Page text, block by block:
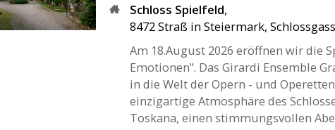
Schloss Spielfeld,
8472Straß in Steiermark,
Am 18.August 2026 eröffnen wir die
Emotionen". Das Girardi Ensemble
in die Welt der Opern - und
einzigartige Atmosphäre des
Toskana, einen stimmungsvollen